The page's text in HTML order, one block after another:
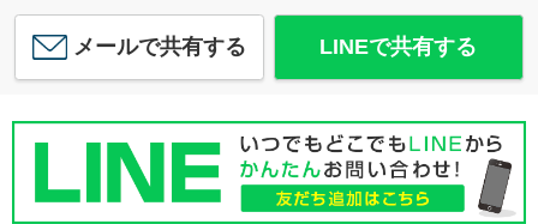
メールで共有する LINEで共有する